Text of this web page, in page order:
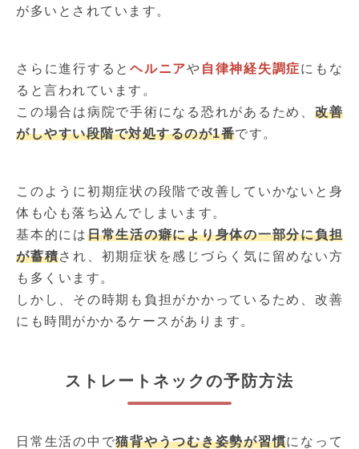
が多いとされています。
さらに進行すると ヘルニアや 自律神経失調症にもな
ると言われています。
この場合は病院で手術になる恐れがあるため、 改善
がしやすい段階で対処するのが1番です。
このように初期症状の段階で改善していかないと身
体も心も落ち込んでしまいます。
基本的には日常生活の癖により身体の一部分に負担
が蓄積され、初期症状を感じづらく気に留めない方
も多くいます。
しかし、その時期も負担がかかっているため、改善
にも時間がかかるケースがあります。
ストレートネックの予防方法
日常生活の中で猫背やうつむき姿勢が習慣になって